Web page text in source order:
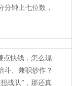
分钟上七位数，
点快钱，怎么现
斗、兼职炒作？
战队”，那还真